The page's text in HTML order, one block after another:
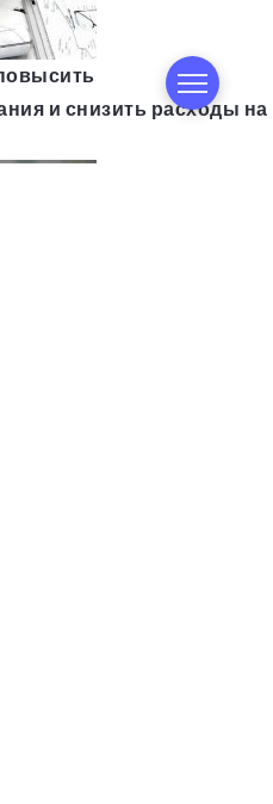
и снизить расходы на